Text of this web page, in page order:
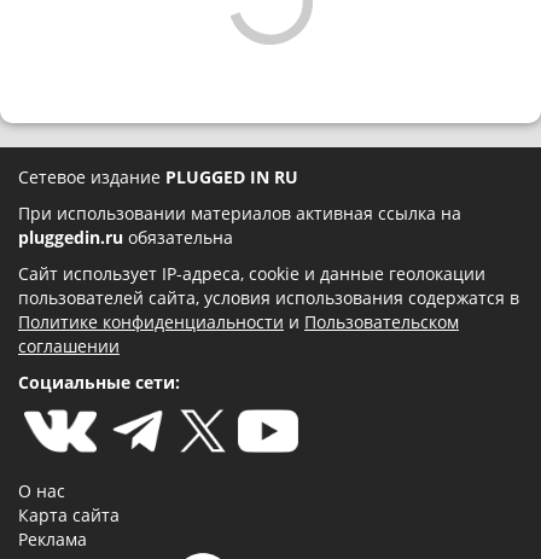
Сетевое издание PLUGGED IN RU
При использовании материалов активная ссылка на
pluggedin.ru обязательна
Сайт использует IP-адреса, cookie и данные геолокации
пользователей сайта, условия использования содержатся в
Политике конфиденциальности и Пользовательском
соглашении
Социальные сети:
О нас
Карта сайта
Реклама